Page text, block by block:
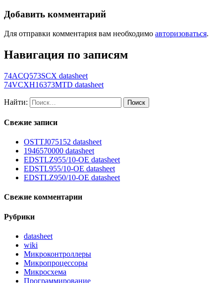
Добавить комментарий
Для отправки комментария вам необходимо авторизоваться.
Навигация по записям
74ACQ573SCX datasheet
74VCXH16373MTD datasheet
Найти:
Свежие записи
OSTTJ075152 datasheet
1946570000 datasheet
EDSTLZ955/10-OE datasheet
EDSTL955/10-OE datasheet
EDSTLZ950/10-OE datasheet
Свежие комментарии
Рубрики
datasheet
wiki
Микроконтроллеры
Микропроцессоры
Микросхема
Программирование